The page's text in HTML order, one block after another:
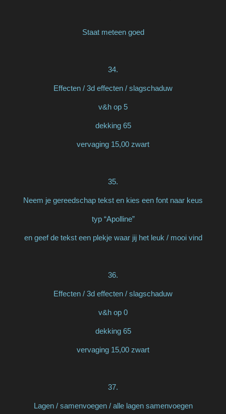
Staat meteen goed
34.
Effecten / 3d effecten / slagschaduw
v&h op 5
dekking 65
vervaging 15,00 zwart
35.
Neem je gereedschap tekst en kies een font naar keus
typ “Apolline”
en geef de tekst een plekje waar jij het leuk / mooi vind
36.
Effecten / 3d effecten / slagschaduw
v&h op 0
dekking 65
vervaging 15,00 zwart
37.
Lagen / samenvoegen / alle lagen samenvoegen